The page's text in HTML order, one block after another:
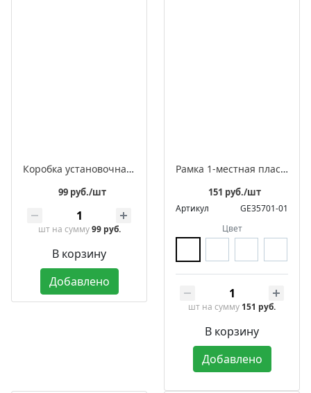
Коробка установочная двухкомпонентная универсальная не поддерживающая горение безгалогенная D68x55, IP30
99 руб./шт
шт на сумму99 руб.
В корзину
Добавлено
Рамка 1-местная пластиковая встраиваемая, серия ЛАХТА «Геометрика», овал
151 руб./шт
Артикул
GE35701-01
Цвет
шт на сумму 151 руб.
В корзину
Добавлено